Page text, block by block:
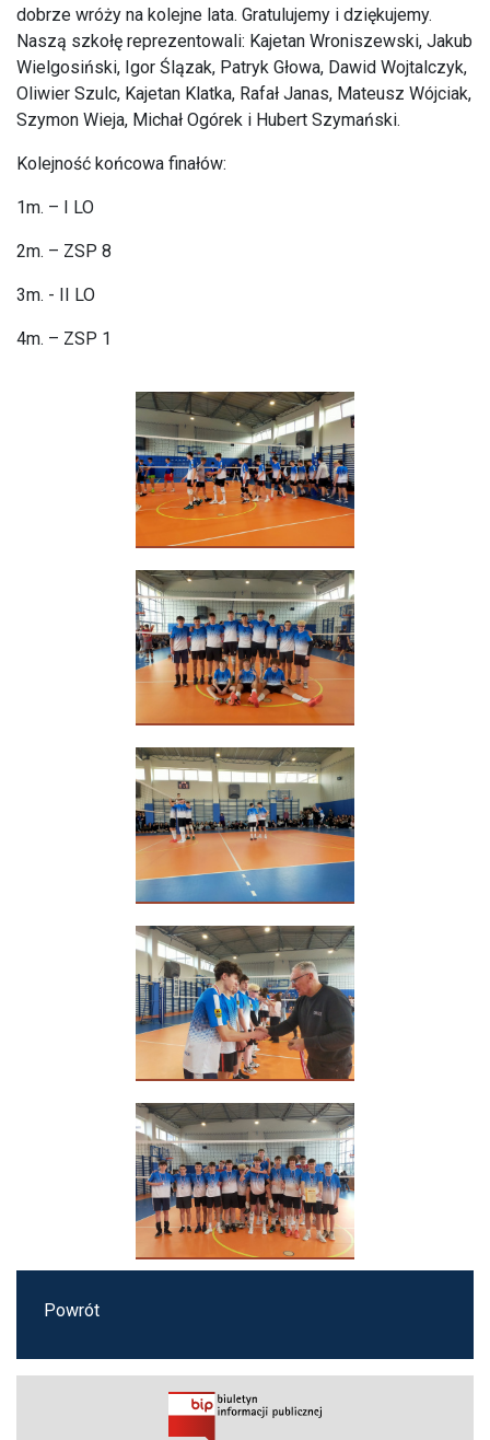
dobrze wróży na kolejne lata. Gratulujemy i dziękujemy.
Naszą szkołę reprezentowali: Kajetan Wroniszewski, Jakub
Wielgosiński, Igor Ślązak, Patryk Głowa, Dawid Wojtalczyk,
Oliwier Szulc, Kajetan Klatka, Rafał Janas, Mateusz Wójciak,
Szymon Wieja, Michał Ogórek i Hubert Szymański.
Kolejność końcowa finałów:
1m. – I LO
2m. – ZSP 8
3m. - II LO
4m. – ZSP 1
Powrót